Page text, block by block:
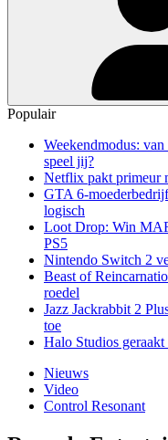
Populair
Weekendmodus:
speel jij?
Netflix pakt primeur
GTA 6-
logisch
Loot Drop: Win
PS5
Nintendo Switch 2
Beast of
roedel
Jazz Jackrabbit 2
toe
Halo Studios
Nieuws
Video
Control Resonant